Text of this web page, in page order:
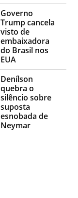
Governo
Trump cancela
visto de
embaixadora
do Brasil nos
EUA
Denílson
quebra o
silêncio sobre
suposta
esnobada de
Neymar